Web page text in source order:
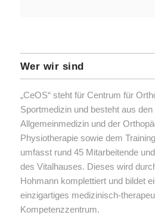
Wer wir sind
„CeOS“ steht für Centrum für
Sportmedizin und besteht aus
Allgemeinmedizin und der
Physiotherapie sowie dem
umfasst rund 45 Mitarbeitende
des Vitalhauses. Dieses wird
Hohmann komplettiert und bildet
einzigartiges medizinisch-
Kompetenzzentrum.